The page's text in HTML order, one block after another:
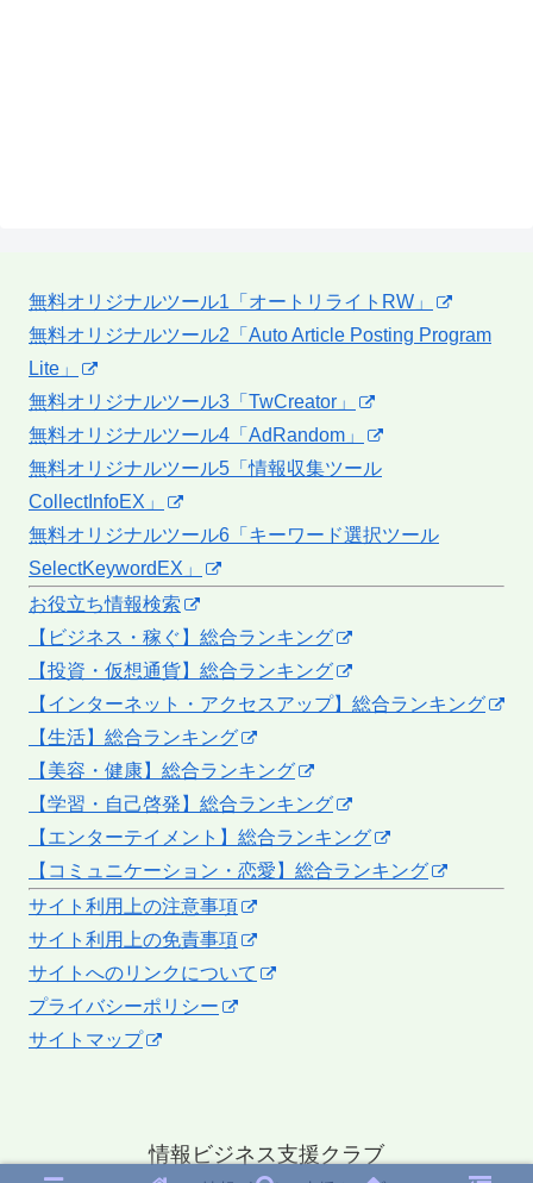
無料オリジナルツール1「オートリライトRW」
無料オリジナルツール2「Auto Article Posting Program
Lite」
無料オリジナルツール3「TwCreator」
無料オリジナルツール4「AdRandom」
無料オリジナルツール5「情報収集ツール
CollectInfoEX」
無料オリジナルツール6「キーワード選択ツール
SelectKeywordEX」
お役立ち情報検索
【ビジネス・稼ぐ】総合ランキング
【投資・仮想通貨】総合ランキング
【インターネット・アクセスアップ】総合ランキング
【生活】総合ランキング
【美容・健康】総合ランキング
【学習・自己啓発】総合ランキング
【エンターテイメント】総合ランキング
【コミュニケーション・恋愛】総合ランキング
サイト利用上の注意事項
サイト利用上の免責事項
サイトへのリンクについて
プライバシーポリシー
サイトマップ
情報ビジネス支援クラブ